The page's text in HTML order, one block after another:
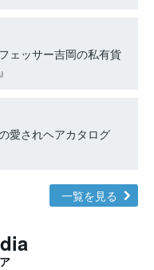
ェッサー吉岡の私有貨
愛されヘアカタログ
一覧を見る